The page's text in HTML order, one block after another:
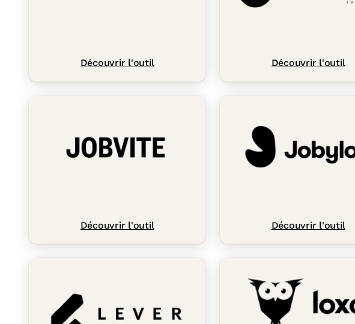
Découvrir l'outil Découvrir l'outil
Découvrir l'outil Découvrir l'outil